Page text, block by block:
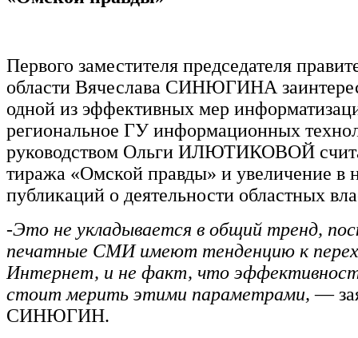
Первого заместителя председателя
области Вячеслава СИНЮГИНА
одной из эффективных мер
региональное ГУ информационных
руководством Ольги ИЛЮТИКОВОЙ
тиража «Омской правды» и увеличение в
публикаций о деятельности областных
-Это не укладывается в общий тренд,
печатные СМИ имеют тенденцию к
Интернет, и не факт, что
стоит мерить этими параметрами, —
СИНЮГИН.